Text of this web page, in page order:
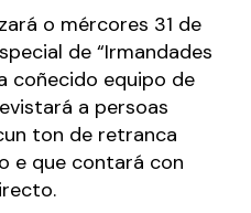
o mércores 31 de
de “Irmandades
coñecido equipo de
a persoas
ton de retranca
e que contará con